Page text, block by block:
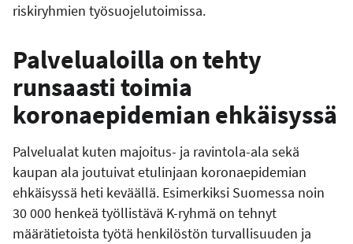
riskiryhmien työsuojelutoimissa.
Palvelualoilla on tehty
runsaasti toimia
koronaepidemian ehkäisyssä
Palvelualat kuten majoitus- ja ravintola-ala sekä
kaupan ala joutuivat etulinjaan koronaepidemian
ehkäisyssä heti keväällä. Esimerkiksi Suomessa noin
30 000 henkeä työllistävä K-ryhmä on tehnyt
määrätietoista työtä henkilöstön turvallisuuden ja